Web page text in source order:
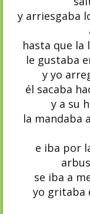
y arriesgaba
hasta que la
le gustaba
y yo
él sacaba
y a su
la mandaba
e iba por
se iba a
yo gritaba